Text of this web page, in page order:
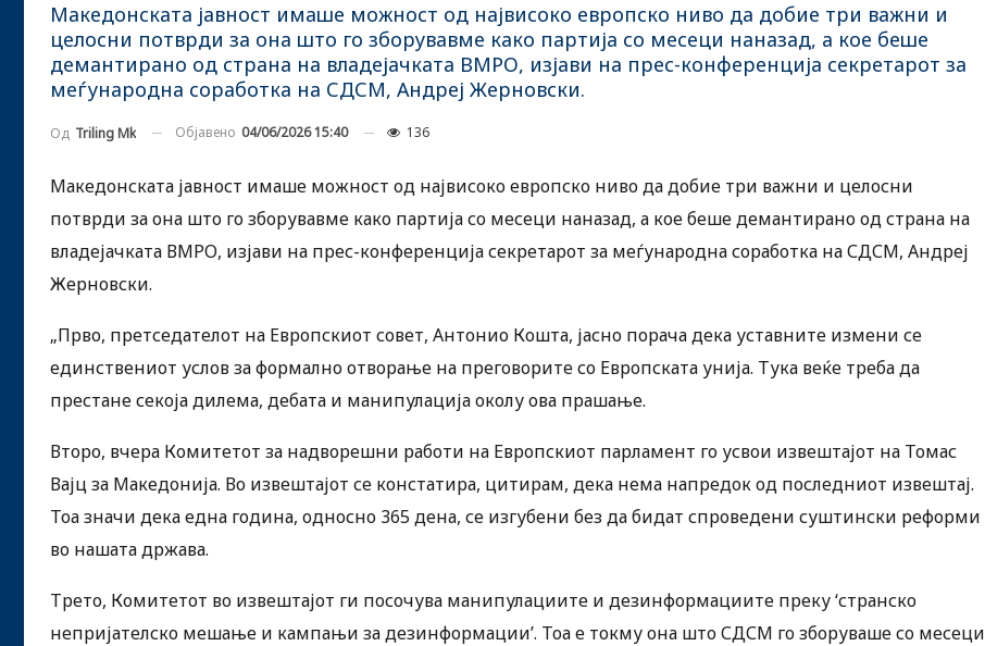
Македонската јавност имаше можност од највисоко европско ниво да добие три важни и
целосни потврди за она што го зборувавме како партија со месеци наназад, а кое беше
демантирано од страна на владејачката ВМРО, изјави на прес-конференција секретарот за
меѓународна соработка на СДСМ, Андреј Жерновски.
Од Triling Mk Објавено 04/06/2026 15:40 136
Македонската јавност имаше можност од највисоко европско ниво да добие три важни и целосни
потврди за она што го зборувавме како партија со месеци наназад, а кое беше демантирано од страна на
владејачката ВМРО, изјави на прес-конференција секретарот за меѓународна соработка на СДСМ, Андреј
Жерновски.
„Прво, претседателот на Европскиот совет, Антонио Кошта, јасно порача дека уставните измени се
единствениот услов за формално отворање на преговорите со Европската унија. Тука веќе треба да
престане секоја дилема, дебата и манипулација околу ова прашање.
Второ, вчера Комитетот за надворешни работи на Европскиот парламент го усвои извештајот на Томас
Вајц за Македонија. Во извештајот се констатира, цитирам, дека нема напредок од последниот извештај.
Тоа значи дека една година, односно 365 дена, се изгубени без да бидат спроведени суштински реформи
во нашата држава.
Трето, Комитетот во извештајот ги посочува манипулациите и дезинформациите преку ‘странско
непријателско мешање и кампањи за дезинформации’. Тоа е токму она што СДСМ го зборуваше со месеци